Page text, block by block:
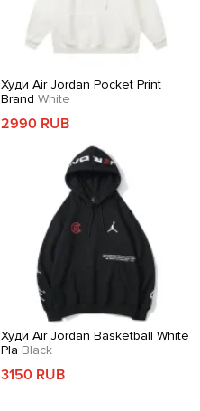
Худи Air Jordan Pocket Print
Brand White
2990 RUB
Худи Air Jordan Basketball White
Pla Black
3150 RUB